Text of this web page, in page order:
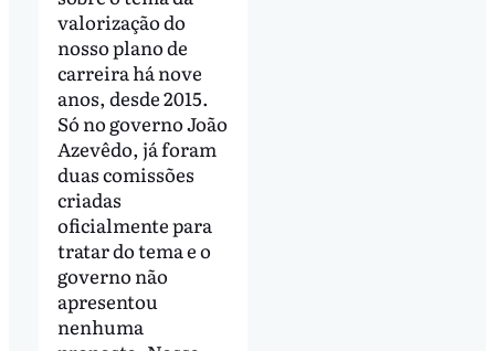
valorização do
nosso plano de
carreira há nove
anos, desde 2015.
Só no governo João
Azevêdo, já foram
duas comissões
criadas
oficialmente para
tratar do tema e o
governo não
apresentou
nenhuma